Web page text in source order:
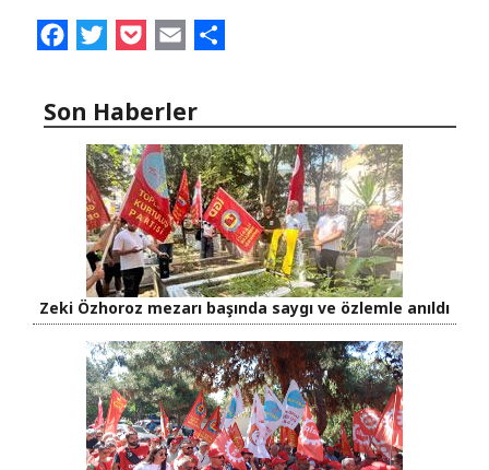
FacebookTwitterPocketEmail
Son Haberler
Zeki Özhoroz mezarı başında saygı ve özlemle anıldı